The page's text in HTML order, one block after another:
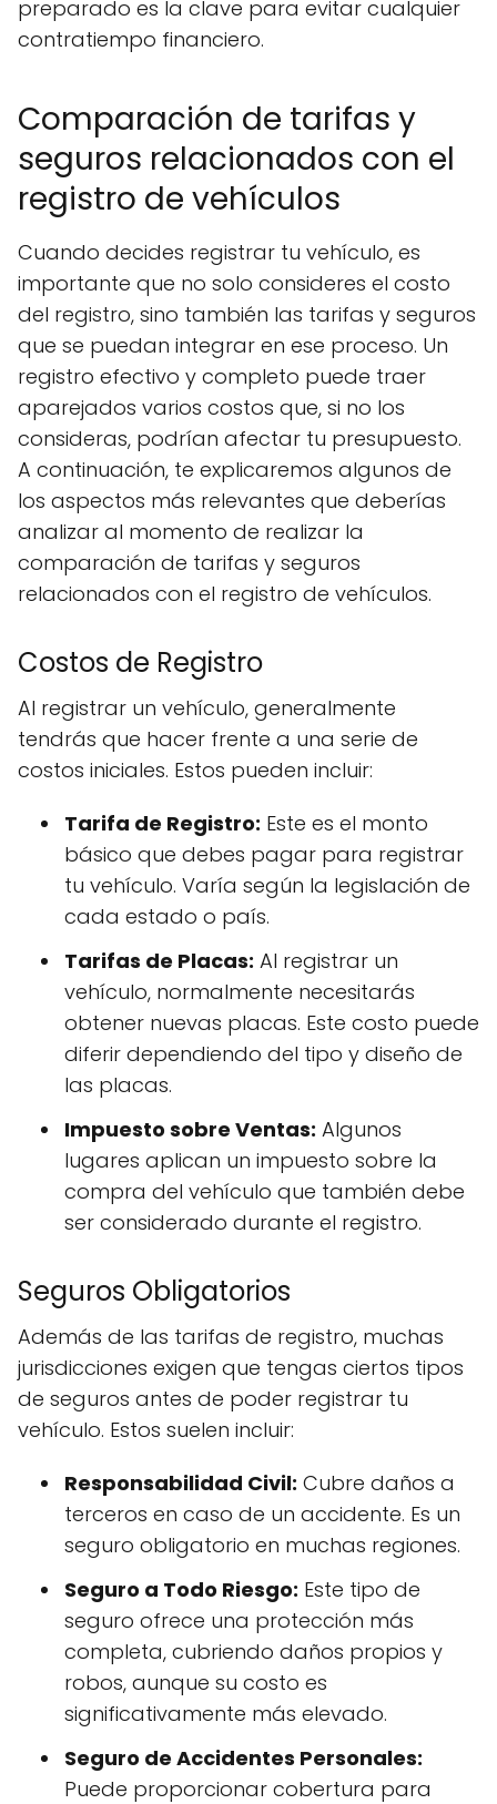
preparado es la clave para evitar cualquier
contratiempo financiero.
Comparación de tarifas y
seguros relacionados con el
registro de vehículos
Cuando decides registrar tu vehículo, es
importante que no solo consideres el costo
del registro, sino también las tarifas y seguros
que se puedan integrar en ese proceso. Un
registro efectivo y completo puede traer
aparejados varios costos que, si no los
consideras, podrían afectar tu presupuesto.
A continuación, te explicaremos algunos de
los aspectos más relevantes que deberías
analizar al momento de realizar la
comparación de tarifas y seguros
relacionados con el registro de vehículos.
Costos de Registro
Al registrar un vehículo, generalmente
tendrás que hacer frente a una serie de
costos iniciales. Estos pueden incluir:
Tarifa de Registro: Este es el monto
básico que debes pagar para registrar
tu vehículo. Varía según la legislación de
cada estado o país.
Tarifas de Placas: Al registrar un
vehículo, normalmente necesitarás
obtener nuevas placas. Este costo puede
diferir dependiendo del tipo y diseño de
las placas.
Impuesto sobre Ventas: Algunos
lugares aplican un impuesto sobre la
compra del vehículo que también debe
ser considerado durante el registro.
Seguros Obligatorios
Además de las tarifas de registro, muchas
jurisdicciones exigen que tengas ciertos tipos
de seguros antes de poder registrar tu
vehículo. Estos suelen incluir:
Responsabilidad Civil: Cubre daños a
terceros en caso de un accidente. Es un
seguro obligatorio en muchas regiones.
Seguro a Todo Riesgo: Este tipo de
seguro ofrece una protección más
completa, cubriendo daños propios y
robos, aunque su costo es
significativamente más elevado.
Seguro de Accidentes Personales:
Puede proporcionar cobertura para